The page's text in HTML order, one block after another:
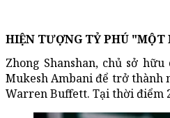
HIỆN TƯỢNG TỶ PHÚ "MỘT
Zhong Shanshan, chủ sở
Mukesh Ambani để trở thành
Warren Buffett. Tại thời điểm